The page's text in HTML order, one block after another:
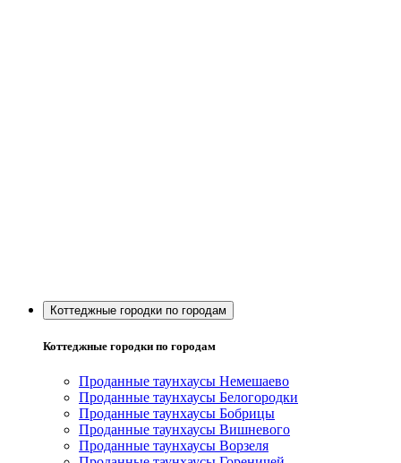
Коттеджные городки по городам
Коттеджные городки по городам
Проданные таунхаусы Немешаево
Проданные таунхаусы Белогородки
Проданные таунхаусы Бобрицы
Проданные таунхаусы Вишневого
Проданные таунхаусы Ворзеля